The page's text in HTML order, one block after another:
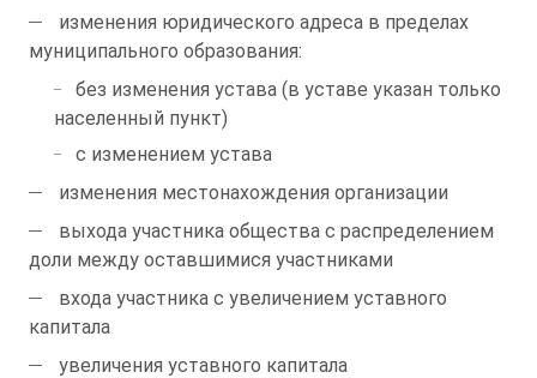
изменения юридического адреса в пределах
муниципального образования:
без изменения устава (в уставе указан только
населенный пункт)
с изменением устава
изменения местонахождения организации
выхода участника общества с распределением
доли между оставшимися участниками
входа участника с увеличением уставного
капитала
увеличения уставного капитала